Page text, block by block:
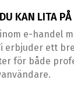
KAN LITA PÅ
e-handel
erbjuder ett
för både